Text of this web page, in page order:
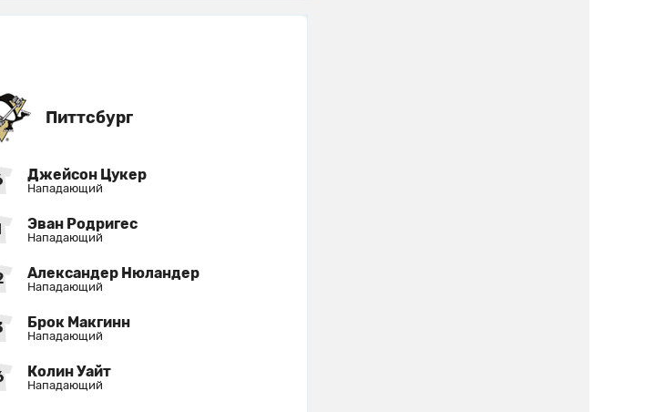
Питтсбург
Джейсон Цукер
Нападающий
Эван Родригес
Нападающий
Александер Нюландер
Нападающий
Брок Макгинн
Нападающий
Колин Уайт
Нападающий